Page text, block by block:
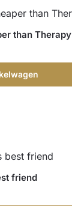
than Therapy
friend